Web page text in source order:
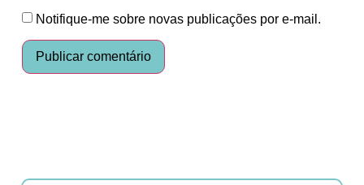
Notifique-me sobre novas publicações por e-mail.